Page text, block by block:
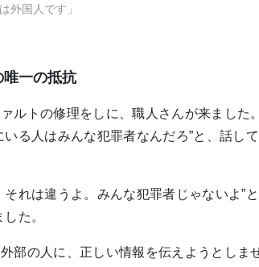
外国人です」
一の抵抗
ルトの修理をしに、職人さんが来ました
いる人はみんな犯罪者なんだろ”と、話し
それは違うよ。みんな犯罪者じゃないよ”
た。
部の人に、正しい情報を伝えようとしま